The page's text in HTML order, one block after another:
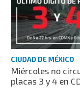
CIUDAD DE MÉXICO
Miércoles no
placas 3 y 4 en